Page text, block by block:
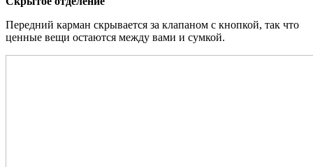
Передний карман скрывается за клапаном с кнопкой, так что
ценные вещи остаются между вами и сумкой.